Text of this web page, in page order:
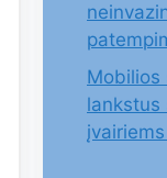
Mobilios
lankstus